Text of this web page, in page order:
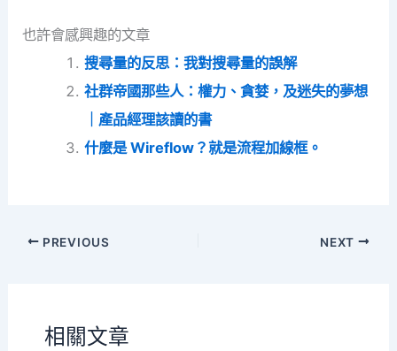
也許會感興趣的文章
搜尋量的反思：我對搜尋量的誤解
社群帝國那些人：權力、貪婪，及迷失的夢想
｜產品經理該讀的書
什麼是 Wireflow？就是流程加線框。
PREVIOUS NEXT
相關文章